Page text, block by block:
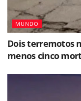
MUNDO
Dois terremotos
menos cinco